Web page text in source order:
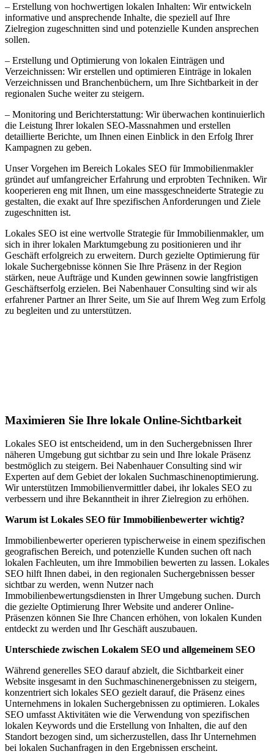
– Erstellung von hochwertigen lokalen Inhalten: Wir entwickeln
informative und ansprechende Inhalte, die speziell auf Ihre
Zielregion zugeschnitten sind und potenzielle Kunden ansprechen
sollen.
– Erstellung und Optimierung von lokalen Einträgen und
Verzeichnissen: Wir erstellen und optimieren Einträge in lokalen
Verzeichnissen und Branchenbüchern, um Ihre Sichtbarkeit in der
regionalen Suche weiter zu steigern.
– Monitoring und Berichterstattung: Wir überwachen kontinuierlich
die Leistung Ihrer lokalen SEO-Massnahmen und erstellen
detaillierte Berichte, um Ihnen einen Einblick in den Erfolg Ihrer
Kampagnen zu geben.
Unser Vorgehen im Bereich Lokales SEO für Immobilienmakler
gründet auf umfangreicher Erfahrung und erprobten Techniken. Wir
kooperieren eng mit Ihnen, um eine massgeschneiderte Strategie zu
gestalten, die exakt auf Ihre spezifischen Anforderungen und Ziele
zugeschnitten ist.
Lokales SEO ist eine wertvolle Strategie für Immobilienmakler, um
sich in ihrer lokalen Marktumgebung zu positionieren und ihr
Geschäft erfolgreich zu erweitern. Durch gezielte Optimierung für
lokale Suchergebnisse können Sie Ihre Präsenz in der Region
stärken, neue Aufträge und Kunden gewinnen sowie langfristigen
Geschäftserfolg erzielen. Bei Nabenhauer Consulting sind wir als
erfahrener Partner an Ihrer Seite, um Sie auf Ihrem Weg zum Erfolg
zu begleiten und zu unterstützen.
Maximieren Sie Ihre lokale Online-Sichtbarkeit
Lokales SEO ist entscheidend, um in den Suchergebnissen Ihrer
näheren Umgebung gut sichtbar zu sein und Ihre lokale Präsenz
bestmöglich zu steigern. Bei Nabenhauer Consulting sind wir
Experten auf dem Gebiet der lokalen Suchmaschinenoptimierung.
Wir unterstützen Immobilienvermittler dabei, ihr lokales SEO zu
verbessern und ihre Bekanntheit in ihrer Zielregion zu erhöhen.
Warum ist Lokales SEO für Immobilienbewerter wichtig?
Immobilienbewerter operieren typischerweise in einem spezifischen
geografischen Bereich, und potenzielle Kunden suchen oft nach
lokalen Fachleuten, um ihre Immobilien bewerten zu lassen. Lokales
SEO hilft Ihnen dabei, in den regionalen Suchergebnissen besser
sichtbar zu werden, wenn Nutzer nach
Immobilienbewertungsdiensten in Ihrer Umgebung suchen. Durch
die gezielte Optimierung Ihrer Website und anderer Online-
Präsenzen können Sie Ihre Chancen erhöhen, von lokalen Kunden
entdeckt zu werden und Ihr Geschäft auszubauen.
Unterschiede zwischen Lokalem SEO und allgemeinem SEO
Während generelles SEO darauf abzielt, die Sichtbarkeit einer
Website insgesamt in den Suchmaschinenergebnissen zu steigern,
konzentriert sich lokales SEO gezielt darauf, die Präsenz eines
Unternehmens in lokalen Suchergebnissen zu optimieren. Lokales
SEO umfasst Aktivitäten wie die Verwendung von spezifischen
lokalen Keywords und die Erstellung von Inhalten, die auf den
Standort bezogen sind, um sicherzustellen, dass Ihr Unternehmen
bei lokalen Suchanfragen in den Ergebnissen erscheint.